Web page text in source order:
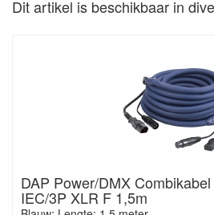
Dit artikel is beschikbaar in
DAP Power/DMX
IEC/3P XLR F 1,5m